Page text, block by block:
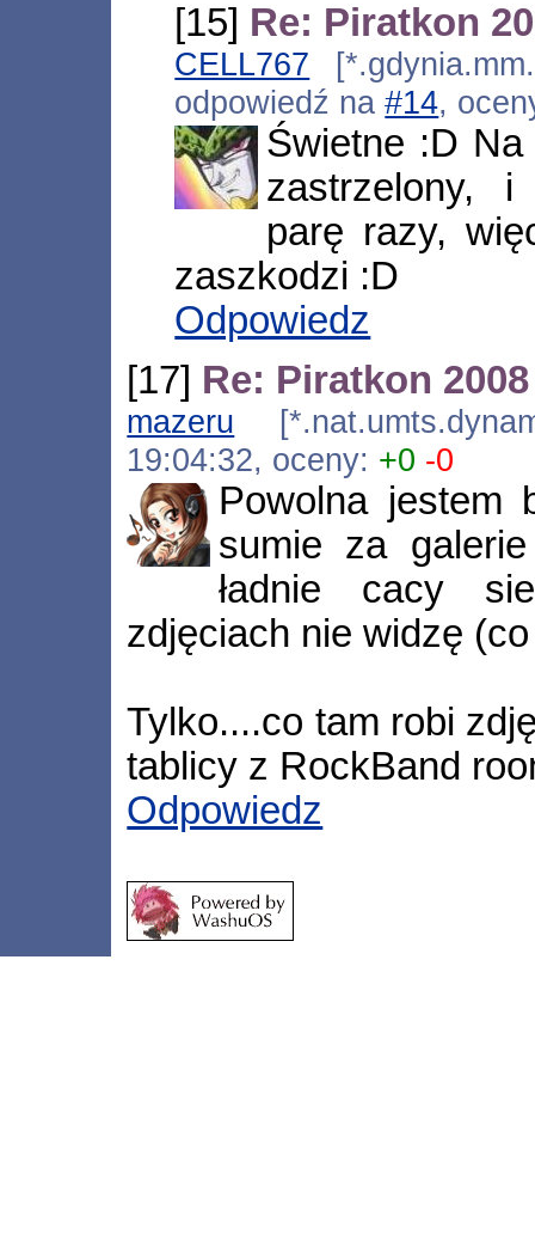
[15] Re: Piratkon
CELL767
odpowiedź na#14,
Świetne :D Na
zastrzelony,
parę razy,
zaszkodzi :D
Odpowiedz
[17] Re: Piratkon
mazeru
19:04:32, oceny: +0 -0
Powolna jestem
sumie za
ładnie cacy
zdjęciach nie widzę
Tylko....co tam robi
tablicy z RockBand
Odpowiedz